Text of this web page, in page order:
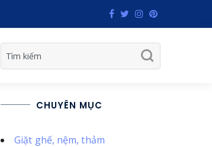
CHUYÊN MỤC
Giặt ghế, nệm, thảm